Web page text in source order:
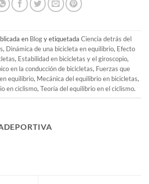
en Blogy etiquetada Ciencia detrás del
, Dinámica de una bicicleta en equilibrio, Efecto
, Estabilidad en bicicletas y el giroscopio,
en la conducción de bicicletas, Fuerzas que
equilibrio, Mecánica del equilibrio en bicicletas,
en ciclismo,Teoría del equilibrio en el ciclismo.